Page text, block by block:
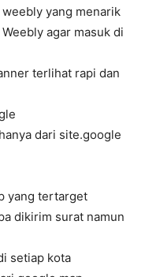
weebly yang menarik
agar masuk di
terlihat rapi dan
dari site.google
yang tertarget
dikirim surat namun
setiap kota